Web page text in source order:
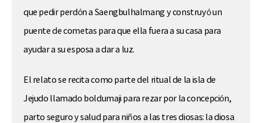
que pedir perdón a Saengbulhalmang y construyó un
puente de cometas para que ella fuera a su casa para
ayudar a su esposa a dar a luz.
El relato se recita como parte del ritual de la isla de
Jejudo llamado boldumaji para rezar por la concepción,
parto seguro y salud para niños a las tres diosas: la diosa